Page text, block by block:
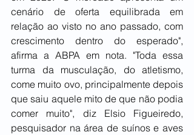
cenário de oferta equilibrada em
relação ao visto no ano passado, com
crescimento dentro do esperado",
afirma a ABPA em nota. "Toda essa
turma da musculação, do atletismo,
come muito ovo, principalmente depois
que saiu aquele mito de que não podia
comer muito", diz Elsio Figueiredo,
pesquisador na área de suínos e aves